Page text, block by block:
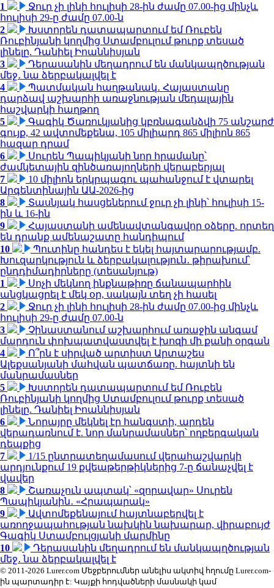
1
Ջուր չի լինի հուլիսի 28-ին ժամը 07.00-ից մինչև
հուլիսի 29-ը ժամը 07.00-ն
2
Խստորեն դատապարտում եմ Ռուբեն
Ռուբինյանի կողմից Ստամբուլում թուրք տեսած
լինելը. Դանիել Իոաննիսյան
3
Դերասանին մեղադրում են մանկապղծության
մեջ․ նա ձերբակալվել է
4
Պատմական հաղթանակ․ Հայաստանը
դարձավ աշխարհի առաջնության մեդալային
հաշվարկի հաղթող
5
Գագիկ Ծառուկյանից կբռնագանձվի 75 անշարժ
գույք, 42 ավտոմեքենա, 105 միլիարդ 865 միլիոն 865
հազար դրամ
6
Սուրեն Պապիկյանի նոր հրամանը՝
ժամկետային զինծառայողների վերաբերյալ
7
10 միլիոն երկրպագու պահանջում է վտարել
Արգենտինային ԱԱ-2026-ից
8
Տասնյակ հասցեներում ջուր չի լինի՝ հուլիսի 15-
ին և 16-ին
9
Հայաստանի ամենավտանգավոր օձերը. որտեղ
են դրանք ամենաշատը հանդիպում
10
Պուտինը հանդես է եկել հայտարարությամբ.
Խուզարկություն և ձերբակալություն․ թիրախում՝
ընդդիմադիրները (տեսանյութ)
1
Սոչի մեկնող ինքնաթիռը ճանապարհին
անցկացրել է մեկ օր, սակայն տեղ չի հասել
2
Ջուր չի լինի հուլիսի 28-ին ժամը 07.00-ից մինչև
հուլիսի 29-ը ժամը 07.00-ն
3
Չինաստանում աշխարհում առաջին անգամ
մարդուն փոխպատվաստվել է խոզի մի քանի օրգան
4
Ո՞րն է սիրված արտիստ Արտաշես
Ալեքսանյանի մահվան պատճառը. հայտնի են
մանրամասներ
5
Խստորեն դատապարտում եմ Ռուբեն
Ռուբինյանի կողմից Ստամբուլում թուրք տեսած
լինելը. Դանիել Իոաննիսյան
6
Նորայրը մեկնել էր հանգստի, արդեն
վերադառնում է. նոր մանրամասներ՝ ողբերգական
դեպքից
7
1/15 ընտրատեղամասում վերահաշվարկի
արդյունքում 19 քվեաթերթիկներից 7-ը ճանաչվել է
վավեր
8
Շառաչուն ապտակ՝ «զորավար» Սուրեն
Պապիկյանին․ «Հրապարակ»
9
Ավտոմեքենայում հայտնաբերվել է
առողջապահության նախկին նախարար, վիրաբույժ
Գագիկ Ստամբուլցյանի մարմինը
10
Դերասանին մեղադրում են մանկապղծության
մեջ․ նա ձերբակալվել է
© 2011-2026 Lurer.com Մեջբերումներ անելիս ակտիվ հղումը Lurer.com-
ին պարտադիր է: Կայքի հոդվածների մասնակի կամ